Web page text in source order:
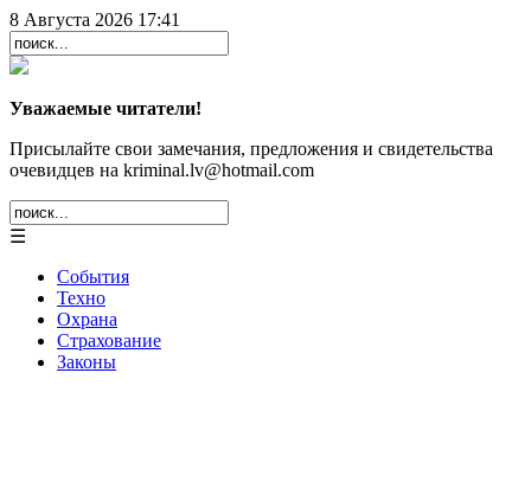
8 Августа 2026 17:41
Уважаемые читатели!
Присылайте свои замечания, предложения и свидетельства
очевидцев на kriminal.lv@hotmail.com
☰
События
Техно
Охрана
Страхование
Законы